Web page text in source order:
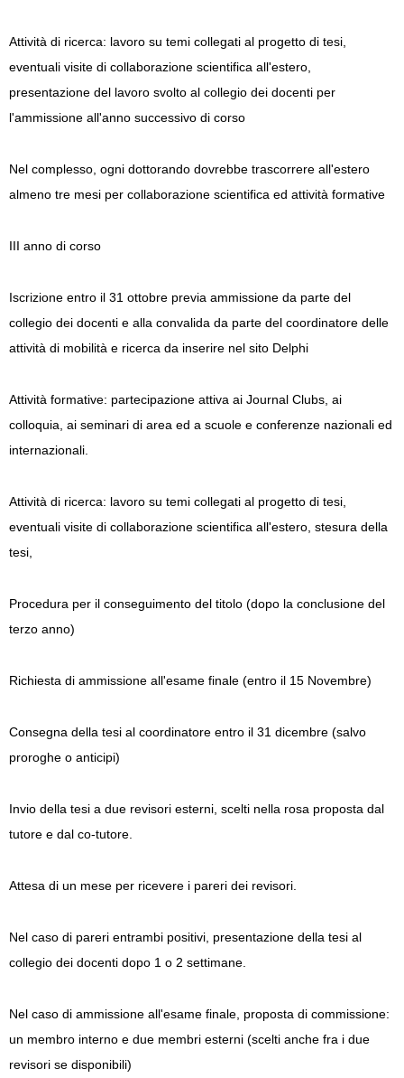
Attività di ricerca: lavoro su temi collegati al progetto di tesi,
eventuali visite di collaborazione scientifica all'estero,
presentazione del lavoro svolto al collegio dei docenti per
l'ammissione all'anno successivo di corso
Nel complesso, ogni dottorando dovrebbe trascorrere all'estero
almeno tre mesi per collaborazione scientifica ed attività formative
III anno di corso
Iscrizione entro il 31 ottobre previa ammissione da parte del
collegio dei docenti e alla convalida da parte del coordinatore delle
attività di mobilità e ricerca da inserire nel sito Delphi
Attività formative: partecipazione attiva ai Journal Clubs, ai
colloquia, ai seminari di area ed a scuole e conferenze nazionali ed
internazionali.
Attività di ricerca: lavoro su temi collegati al progetto di tesi,
eventuali visite di collaborazione scientifica all'estero, stesura della
tesi,
Procedura per il conseguimento del titolo (dopo la conclusione del
terzo anno)
Richiesta di ammissione all'esame finale (entro il 15 Novembre)
Consegna della tesi al coordinatore entro il 31 dicembre (salvo
proroghe o anticipi)
Invio della tesi a due revisori esterni, scelti nella rosa proposta dal
tutore e dal co-tutore.
Attesa di un mese per ricevere i pareri dei revisori.
Nel caso di pareri entrambi positivi, presentazione della tesi al
collegio dei docenti dopo 1 o 2 settimane.
Nel caso di ammissione all'esame finale, proposta di commissione:
un membro interno e due membri esterni (scelti anche fra i due
revisori se disponibili)